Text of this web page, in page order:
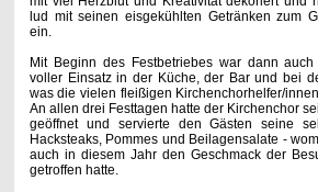
lud mit seinen eisgekühlten Getränken zum
ein.
Mit Beginn des Festbetriebes war dann
voller Einsatz in der Küche, der Bar und bei
was die vielen fleißigen Kirchenchorhelfer/
An allen drei Festtagen hatte der Kirchenchor
geöffnet und servierte den Gästen seine
Hacksteaks, Pommes und Beilagensalate -
auch in diesem Jahr den Geschmack der
getroffen hatte.